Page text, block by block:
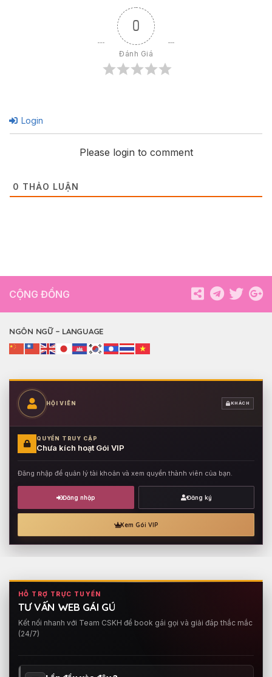
0
Đánh Giá
Login
Please login to comment
0 THẢO LUẬN
CỘNG ĐỒNG
NGÔN NGỮ – LANGUAGE
HỘI VIÊN KHÁCH
QUYỀN TRUY CẬP
Chưa kích hoạt Gói VIP
Đăng nhập để quản lý tài khoản và xem quyền thành viên của bạn.
Đăng nhập Đăng ký
Xem Gói VIP
HỖ TRỢ TRỰC TUYẾN
TƯ VẤN WEB GÁI GÚ
Kết nối nhanh với Team CSKH để book gái gọi và giải đáp thắc mắc
(24/7)